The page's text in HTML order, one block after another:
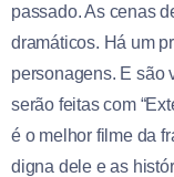
passado. As cenas
dramáticos. Há um
personagens. E são
serão feitas com
é o melhor filme da
digna dele e as